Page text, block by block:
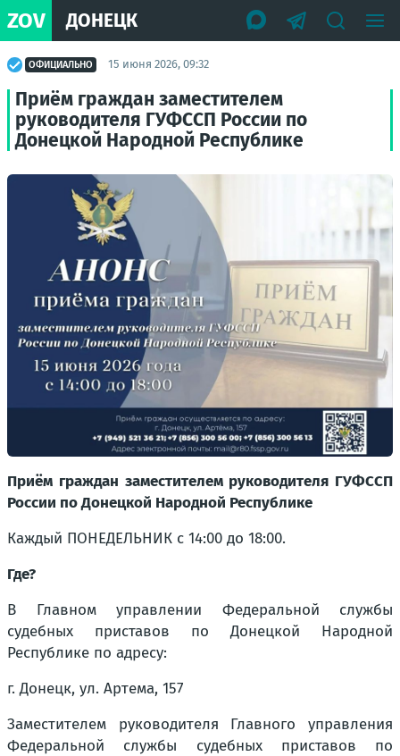
ZOV ДОНЕЦК
ОФИЦИАЛЬНО 15 июня 2026, 09:32
Приём граждан заместителем
руководителя ГУФССП России по
Донецкой Народной Республике
Приём граждан заместителем руководителя ГУФССП
России по Донецкой Народной Республике
Каждый ПОНЕДЕЛЬНИК с 14:00 до 18:00.
Где?
В Главном управлении Федеральной службы
судебных приставов по Донецкой Народной
Республике по адресу:
г. Донецк, ул. Артема, 157
Заместителем руководителя Главного управления
Федеральной службы судебных приставов по